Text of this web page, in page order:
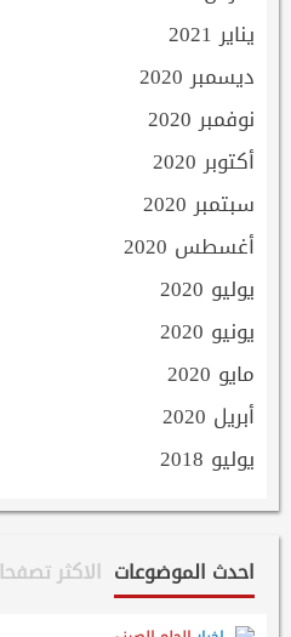
يناير 2021
ديسمبر 2020
نوفمبر 2020
أكتوبر 2020
سبتمبر 2020
أغسطس 2020
يوليو 2020
يونيو 2020
مايو 2020
أبريل 2020
يوليو 2018
احدث الموضوعات الاكثر تصفحا